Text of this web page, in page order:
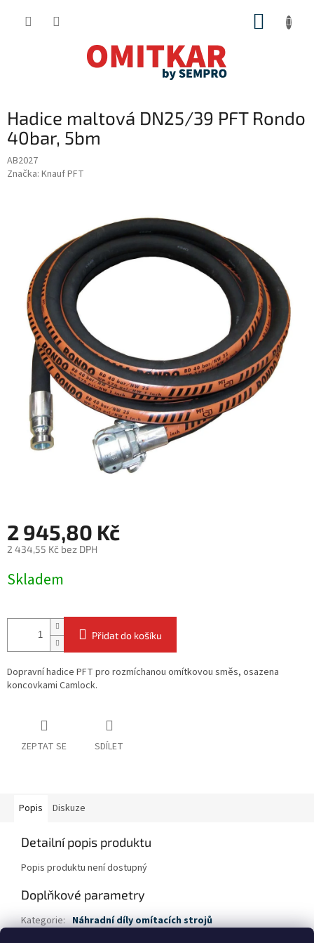
Hadice maltová DN25/39 PFT Rondo
40bar, 5bm
AB2027
Značka: Knauf PFT
2 945,80 Kč
2 434,55 Kč bez DPH
cena:
Skladem
Přidat do košíku
Dopravní hadice PFT pro rozmíchanou omítkovou směs, osazena
koncovkami Camlock.
ZEPTAT SE SDÍLET
Popis Diskuze
Detailní popis produktu
Popis produktu není dostupný
Doplňkové parametry
Kategorie: Náhradní díly omítacích strojů